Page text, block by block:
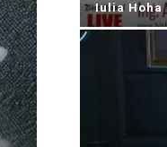
Iulia Hoha